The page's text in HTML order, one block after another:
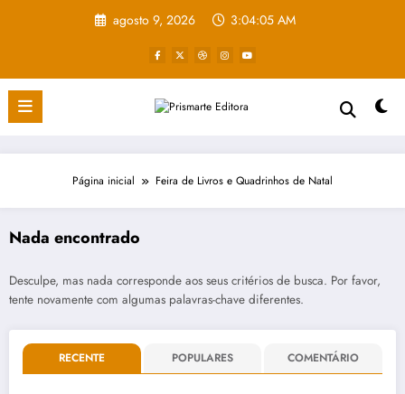
agosto 9, 2026 3:04:06 AM
Página inicial Feira de Livros e Quadrinhos de Natal
Nada encontrado
Desculpe, mas nada corresponde aos seus critérios de busca. Por favor,
tente novamente com algumas palavras-chave diferentes.
RECENTE POPULARES COMENTÁRIO